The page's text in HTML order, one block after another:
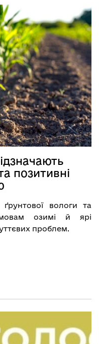
позитивні
вологи та
озимі й ярі
проблем.